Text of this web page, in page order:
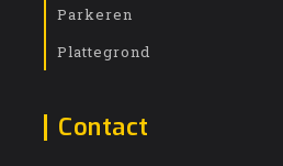
Parkeren
Plattegrond
Contact